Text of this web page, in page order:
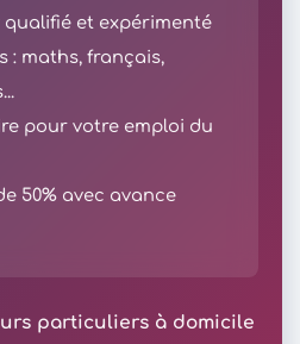
et expérimenté
: maths, français,
pour votre emploi du
50% avec avance
particuliers à domicile